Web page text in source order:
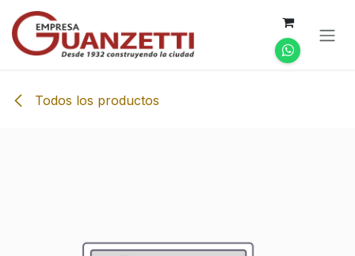
Ir al contenido
Todos los productos